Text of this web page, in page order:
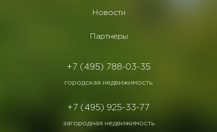
Новости
Партнеры
+7 (495) 788-03-35
городская недвижимость
+7 (495) 925-33-77
загородная недвижимость